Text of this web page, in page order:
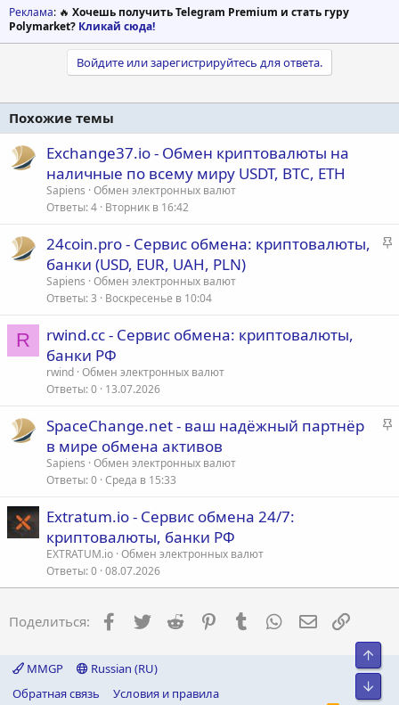
Реклама: 🔥 Хочешь получить Telegram Premium и стать гуру
Polymarket? Кликай сюда!
Войдите или зарегистрируйтесь для ответа.
Похожие темы
Exchange37.io - Обмен криптовалюты на
наличные по всему миру USDT, BTC, ETH
Sapiens Обмен электронных валют
Ответы 4 Вторник в 16:42
З
24coin.pro - Сервис обмена: криптовалюты,
банки (USD, EUR, UAH, PLN)
Sapiens Обмен электронных валют
Ответы 3 Воскресенье в 10:04
R
rwind.cc - Сервис обмена: криптовалюты,
банки РФ
rwind Обмен электронных валют
Ответы 0 13.07.2026
З
о
SpaceChange.net - ваш надёжный партнёр
в мире обмена активов
Sapiens Обмен электронных валют
Ответы 0 Среда в 15:33
Extratum.io - Сервис обмена 24/7:
криптовалюты, банки РФ
EXTRATUM.io Обмен электронных валют
Ответы 0 08.07.2026
Поделиться: Facebook
Twitter Reddit PinterestTumblr WhatsApp
MMGP
Russian (RU)
Обратная связь
Условия и правила